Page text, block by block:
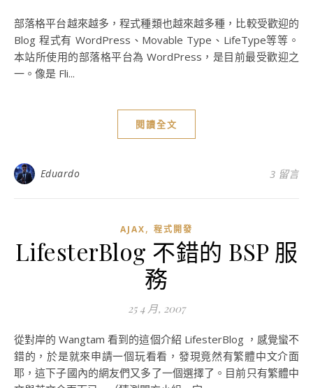
部落格平台越來越多，程式種類也越來越多種，比較受歡迎的
Blog 程式有 WordPress、Movable Type、LifeType等等。
本站所使用的部落格平台為 WordPress，是目前最受歡迎之
一。像是 Fli...
閱讀全文
Eduardo 3 留言
AJAX, 程式開發
LifesterBlog 不錯的 BSP 服
務
25 4 月, 2007
從對岸的 Wangtam 看到的這個介紹 LifesterBlog ，感覺蠻不
錯的，於是就來申請一個玩看看，發現竟然有繁體中文介面
耶，這下子國內的網友們又多了一個選擇了。目前只有繁體中